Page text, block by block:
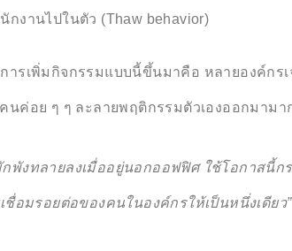
งานไปในตัว (Thaw behavior)
ารเพิ่มกิจกรรมแบบนี้ขึ้นมาคือ หลายองค์ก
นค่อย ๆ ๆ ละลายพฤติกรรมตัวเองออกมา
กพังทลายลงเมื่ออยู่นอกออฟฟิศ ใช้โอกาส
ชื่อมรอยต่อของคนในองค์กรให้เป็นหนึ่งเดียว”